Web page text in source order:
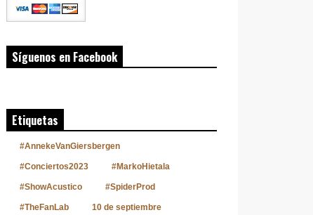
Síguenos en Facebook
Etiquetas
#AnnekeVanGiersbergen
#Conciertos2023 #MarkoHietala
#ShowAcustico #SpiderProd
#TheFanLab 10 de septiembre